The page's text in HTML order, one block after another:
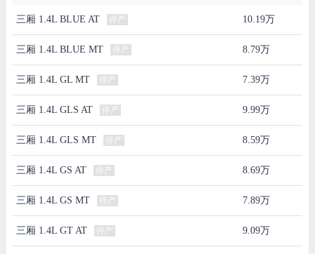
三厢 1.4L BLUE AT 停产 10.19万
三厢 1.4L BLUE MT 停产 8.79万
三厢 1.4L GL MT 停产 7.39万
三厢 1.4L GLS AT 停产 9.99万
三厢 1.4L GLS MT 停产 8.59万
三厢 1.4L GS AT 停产 8.69万
三厢 1.4L GS MT 停产 7.89万
三厢 1.4L GT AT 停产 9.09万